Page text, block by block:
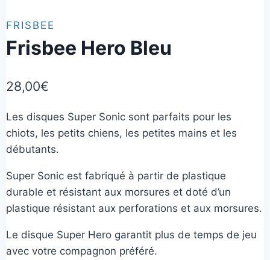
FRISBEE
Frisbee Hero Bleu
28,00€
Les disques Super Sonic sont parfaits pour les
chiots, les petits chiens, les petites mains et les
débutants.
Super Sonic est fabriqué à partir de plastique
durable et résistant aux morsures et doté d’un
plastique résistant aux perforations et aux morsures.
Le disque Super Hero garantit plus de temps de jeu
avec votre compagnon préféré.